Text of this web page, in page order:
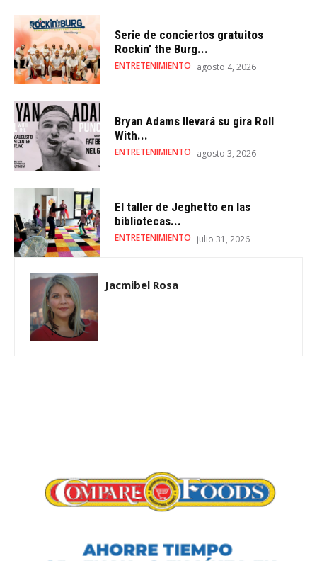
Serie de conciertos gratuitos
Rockin’ the Burg...
ENTRETENIMIENTO agosto 4, 2026
Bryan Adams llevará su gira Roll
With...
ENTRETENIMIENTO agosto 3, 2026
El taller de Jeghetto en las
bibliotecas...
ENTRETENIMIENTO julio 31, 2026
Jacmibel Rosa